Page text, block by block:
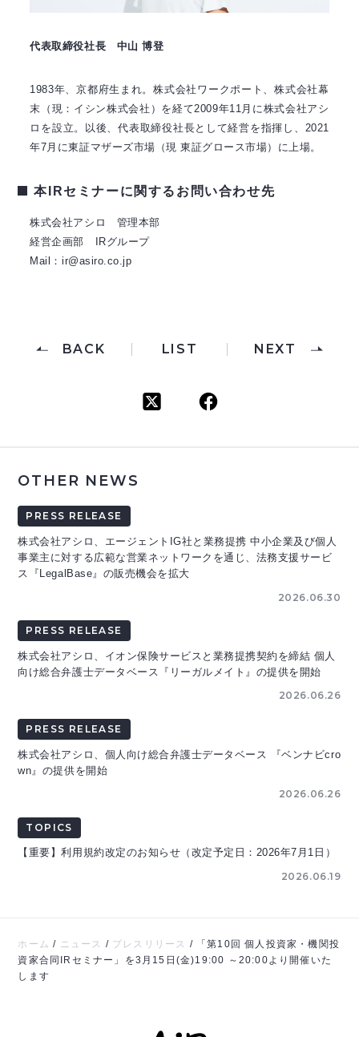
代表取締役社長 中山 博登
1983年、京都府生まれ。株式会社ワークポート、株式会社幕
末（現：イシン株式会社）を経て2009年11月に株式会社アシ
ロを設立。以後、代表取締役社長として経営を指揮し、2021
年7月に東証マザーズ市場（現 東証グロース市場）に上場。
本IRセミナーに関するお問い合わせ先
株式会社アシロ 管理本部
経営企画部 IRグループ
Mail：ir@asiro.co.jp
BACK LIST NEXT
OTHER NEWS
PRESS RELEASE
株式会社アシロ、エージェントIG社と業務提携 中小企業及び個人
事業主に対する広範な営業ネットワークを通じ、法務支援サービ
ス『LegalBase』の販売機会を拡大
2026.06.30
PRESS RELEASE
株式会社アシロ、イオン保険サービスと業務提携契約を締結 個人
向け総合弁護士データベース『リーガルメイト』の提供を開始
2026.06.26
PRESS RELEASE
株式会社アシロ、個人向け総合弁護士データベース 『ベンナビcro
wn』の提供を開始
2026.06.26
TOPICS
【重要】利用規約改定のお知らせ（改定予定日：2026年7月1日）
2026.06.19
ホーム / ニュース / プレスリリース /
「第10回 個人投資家・機関投
資家合同IRセミナー」を3月15日(金)19:00 ～20:00より開催いた
します